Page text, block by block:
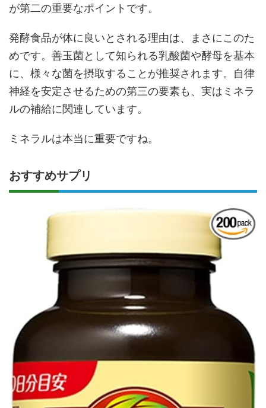
が第二の重要なポイントです。
発酵食品が体に良いとされる理由は、まさにこのた
めです。善玉菌として知られる乳酸菌や酵母を基本
に、様々な菌を摂取することが推奨されます。自律
神経を安定させるための第三の要素も、実はミネラ
ルの補給に関連しています。
ミネラルは本当に重要ですね。
おすすめサプリ